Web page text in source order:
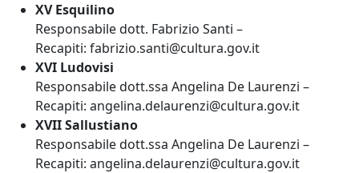
XV Esquilino
Responsabile dott. Fabrizio Santi –
Recapiti: fabrizio.santi@cultura.gov.it
XVI Ludovisi
Responsabile dott.ssa Angelina De Laurenzi –
Recapiti: angelina.delaurenzi@cultura.gov.it
XVII Sallustiano
Responsabile dott.ssa Angelina De Laurenzi –
Recapiti: angelina.delaurenzi@cultura.gov.it